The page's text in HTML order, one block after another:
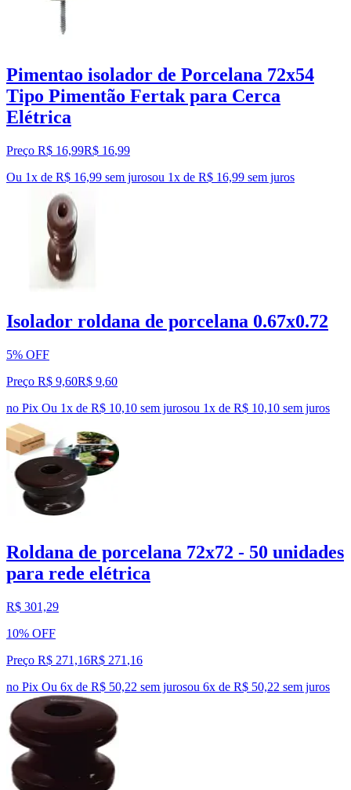
Pimentao isolador de Porcelana 72x54
Tipo Pimentão Fertak para Cerca
Elétrica
Preço R$ 16,99R$ 16,99
Ou 1x de R$ 16,99 sem jurosou 1x de R$ 16,99 sem juros
Isolador roldana de porcelana 0.67x0.72
5% OFF
Preço R$ 9,60R$ 9,60
no Pix Ou 1x de R$ 10,10 sem jurosou 1x de R$ 10,10 sem juros
Roldana de porcelana 72x72 - 50 unidades
para rede elétrica
R$ 301,29
10% OFF
Preço R$ 271,16R$ 271 ,16
no Pix Ou 6x de R$ 50,22 sem jurosou 6x de R$ 50,22 sem juros